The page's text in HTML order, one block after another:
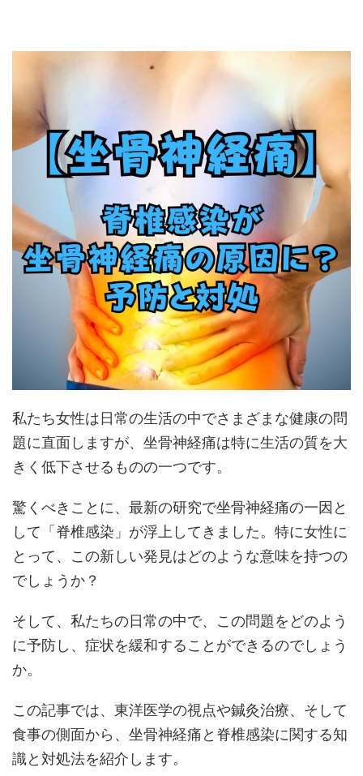
私たち女性は日常の生活の中でさまざまな健康の問
題に直面しますが、坐骨神経痛は特に生活の質を大
きく低下させるものの一つです。
驚くべきことに、最新の研究で坐骨神経痛の一因と
して「脊椎感染」が浮上してきました。特に女性に
とって、この新しい発見はどのような意味を持つの
でしょうか？
そして、私たちの日常の中で、この問題をどのよう
に予防し、症状を緩和することができるのでしょう
か。
この記事では、東洋医学の視点や鍼灸治療、そして
食事の側面から、坐骨神経痛と脊椎感染に関する知
識と対処法を紹介します。